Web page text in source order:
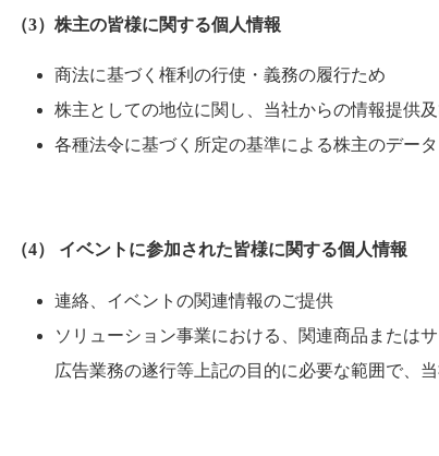
（3）株主の皆様に関する個人情報
商法に基づく権利の行使・義務の履行ため
株主としての地位に関し、当社からの情報提供
各種法令に基づく所定の基準による株主のデー
（4） イベントに参加された皆様に関する個人情報
連絡、イベントの関連情報のご提供
ソリューション事業における、関連商品または
広告業務の遂行等上記の目的に必要な範囲で、